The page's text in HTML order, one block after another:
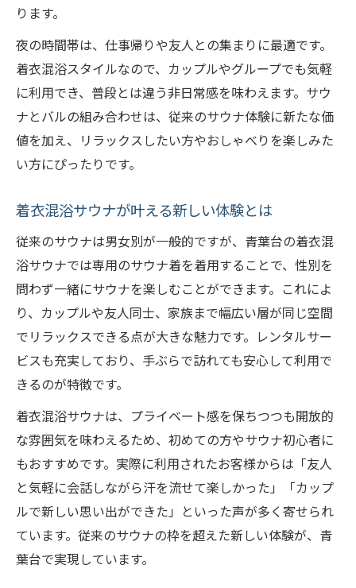
レンタルサービス完備のサウナがおすすめ
サウナ着で手軽に楽しむ青葉台バル体験
手ぶらで楽しむサウナ利用のポイント
バル併設サウナで気軽なリフレッシュ
サウナ初心者も安心の設備とサービス
シュ
サウナでカップルや友人と特別な時間を
混浴サウナで気軽にリラックス体験を共有
青葉台のサウナで生まれる新たな思い出
サウナとバルで楽しむグループ利用の魅力
サウナ好き同士で語り合える空間の工夫
リラックス空間でバルタイムを満喫する方法
サウナ後のバルで心も体もリラックス
青葉台サウナで味わうバルの贅沢タイム
サウナ利用後のおすすめバルメニュー紹介
バル空間で楽しむサウナ仲間との交流
非日常的なバル体験をサウナ後に満喫
ります。
夜の時間帯は、仕事帰りや友人との集まりに最適です。
着衣混浴スタイルなので、カップルやグループでも気軽
に利用でき、普段とは違う非日常感を味わえます。サウ
ナとバルの組み合わせは、従来のサウナ体験に新たな価
値を加え、リラックスしたい方やおしゃべりを楽しみた
い方にぴったりです。
着衣混浴サウナが叶える新しい体験とは
従来のサウナは男女別が一般的ですが、青葉台の着衣混
浴サウナでは専用のサウナ着を着用することで、性別を
問わず一緒にサウナを楽しむことができます。これによ
り、カップルや友人同士、家族まで幅広い層が同じ空間
でリラックスできる点が大きな魅力です。レンタルサー
ビスも充実しており、手ぶらで訪れても安心して利用で
きるのが特徴です。
着衣混浴サウナは、プライベート感を保ちつつも開放的
な雰囲気を味わえるため、初めての方やサウナ初心者に
もおすすめです。実際に利用されたお客様からは「友人
と気軽に会話しながら汗を流せて楽しかった」「カップ
ルで新しい思い出ができた」といった声が多く寄せられ
ています。従来のサウナの枠を超えた新しい体験が、青
葉台で実現しています。